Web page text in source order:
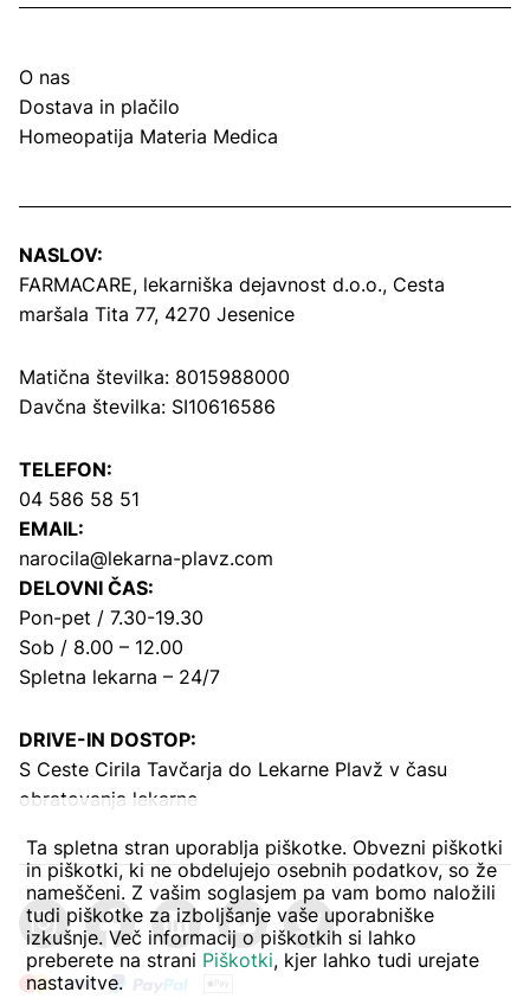
O nas
Dostava in plačilo
Homeopatija Materia Medica
NASLOV:
FARMACARE, lekarniška dejavnost d.o.o., Cesta
maršala Tita 77, 4270 Jesenice
Matična številka: 8015988000
Davčna številka: SI10616586
TELEFON:
04 586 58 51
EMAIL:
narocila@lekarna-plavz.com
DELOVNI ČAS:
Pon-pet / 7.30-19.30
Sob / 8.00 – 12.00
Spletna lekarna – 24/7
DRIVE-IN DOSTOP:
S Ceste Cirila Tavčarja do Lekarne Plavž v času
obratovanja lekarne
Ta spletna stran uporablja piškotke. Obvezni piškotki
in piškotki, ki ne obdelujejo osebnih podatkov, so že
nameščeni. Z vašim soglasjem pa vam bomo naložili
tudi piškotke za izboljšanje vaše uporabniške
izkušnje. Več informacij o piškotkih si lahko
preberete na strani Piškotki, kjer lahko tudi urejate
nastavitve.